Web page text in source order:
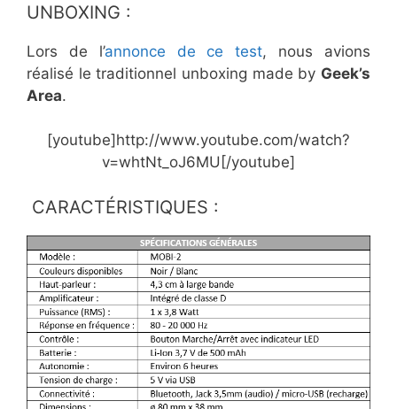
UNBOXING :
Lors de l’annonce de ce test, nous avions
réalisé le traditionnel unboxing made by Geek’s
Area.
[youtube]http://www.youtube.com/watch?
v=whtNt_oJ6MU[/youtube]
CARACTÉRISTIQUES :